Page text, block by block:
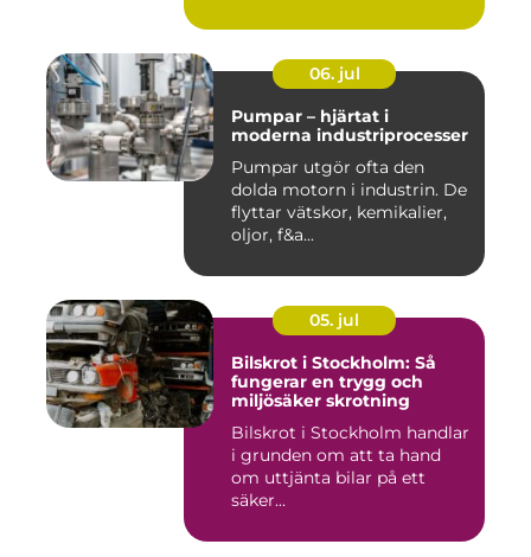
06. jul
Pumpar – hjärtat i
moderna industriprocesser
Pumpar utgör ofta den
dolda motorn i industrin. De
flyttar vätskor, kemikalier,
oljor, f&a...
05. jul
Bilskrot i Stockholm: Så
fungerar en trygg och
miljösäker skrotning
Bilskrot i Stockholm handlar
i grunden om att ta hand
om uttjänta bilar på ett
säker...